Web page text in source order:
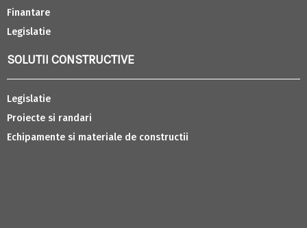
Finantare
Legislatie
SOLUTII CONSTRUCTIVE
Legislatie
Proiecte si randari
Echipamente si materiale de constructii